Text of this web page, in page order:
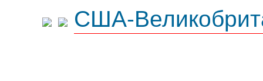
США-